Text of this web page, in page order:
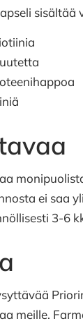
ei saa
3-6
meille.